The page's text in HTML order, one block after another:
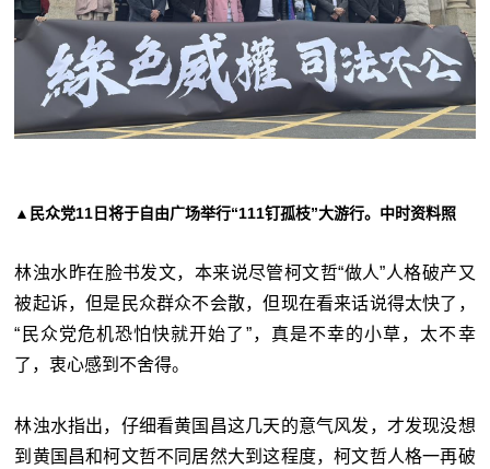
▲民众党11日将于自由广场举行“111钉孤枝”大游行。中时资料照
林浊水昨在脸书发文，本来说尽管柯文哲“做人”人格破产又
被起诉，但是民众群众不会散，但现在看来话说得太快了，
“民众党危机恐怕快就开始了”，真是不幸的小草，太不幸
了，衷心感到不舍得。
林浊水指出，仔细看黄国昌这几天的意气风发，才发现没想
到黄国昌和柯文哲不同居然大到这程度，柯文哲人格一再破